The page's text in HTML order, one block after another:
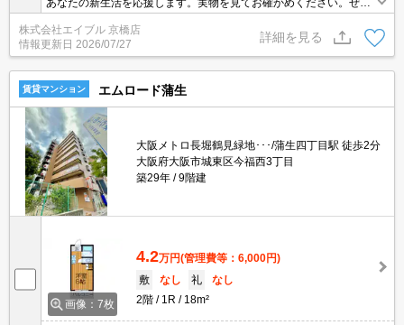
あなたの新生活を応援します。実物を見てお確かめください。ぜひ
お問合せください。
株式会社エイブル 京橋店
情報更新日 2026/07/27
詳細を見る
賃貸マンション エムロード蒲生
大阪メトロ長堀鶴見緑地･･･/蒲生四丁目駅 徒歩2分
大阪府大阪市城東区今福西3丁目
築29年
9階建
画像：7枚
4.2万円(管理費等：6,000円)
敷
なし 礼
なし
2階
1R 18m²